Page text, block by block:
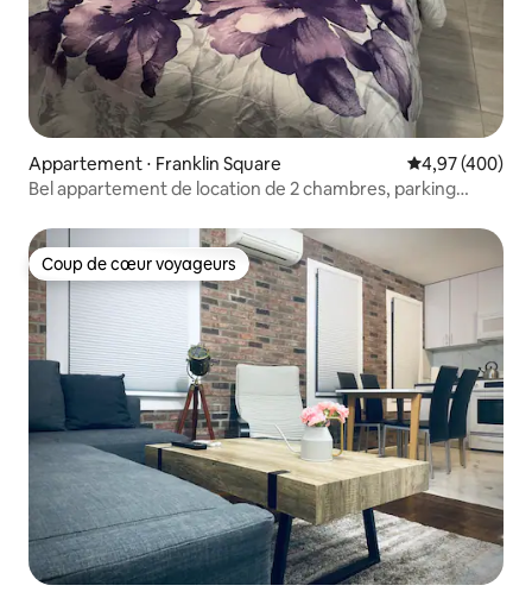
Appartement ⋅ Franklin Square Évaluation
4,97 (400)
Bel appartement de location de 2 chambres, parking
Coup de cœur voyageurs
Coup de cœur voyageurs